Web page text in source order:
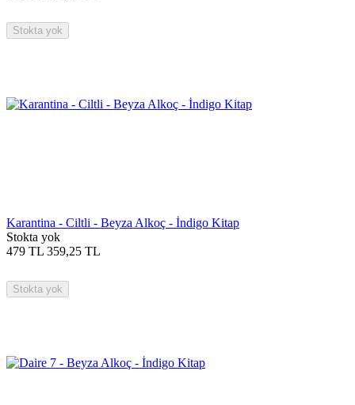
Stokta yok
Karantina - Ciltli - Beyza Alkoç - İndigo Kitap
Stokta yok
479 TL 359,25 TL
Stokta yok